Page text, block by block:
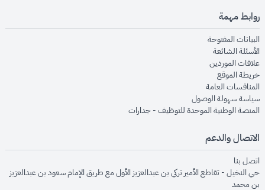
روابط مهمة
البيانات المفتوحةopens in new window
الأسئلة الشائعةopens in new window
علاقات الموردينopens in new window
خريطة الموقعopens in new window
المنافسات العامةopens in new window
سياسة سهولة الوصولopens in new window
المنصة الوطنية الموحدة للتوظيف - جداراتopens in new window
الاتصال والدعم
اتصل بنا
حي النخيل - تقاطع الأمير تركي بن عبدالعزيز الأول مع طريق الإمام سعود بن عبدالعزيز
بن محمد